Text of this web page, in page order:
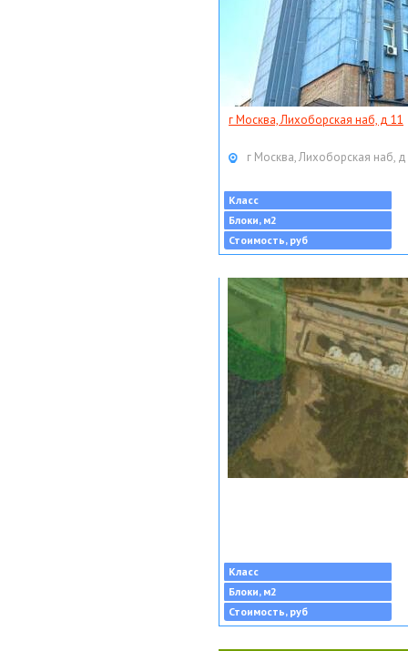
г Москва, Лихоборская наб, д 11
г Москва, Лихоборская наб,
Класс
Блоки, м2
Стоимость, руб
Класс
Блоки, м2
Стоимость, руб